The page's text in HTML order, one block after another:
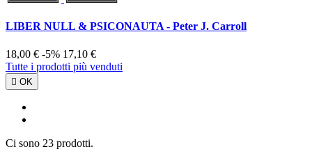
LIBER NULL & PSICONAUTA - Peter J. Carroll
18,00 € -5% 17,10 €
Tutte i prodotti più venduti
 OK
Ci sono 23 prodotti.